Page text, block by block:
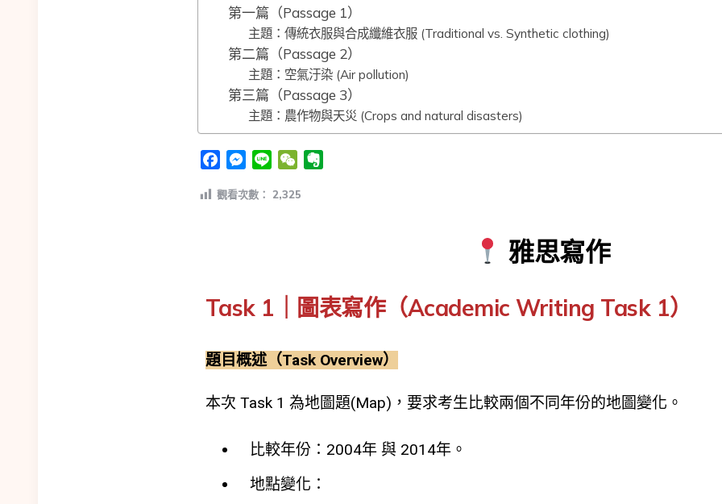
第一篇（Passage 1）
主題：傳統衣服與合成纖維衣服 (Traditional vs. Synthetic clothing)
第二篇（Passage 2）
主題：空氣汙染 (Air pollution)
第三篇（Passage 3）
主題：農作物與天災 (Crops and natural disasters)
FacebookMessenger
Line WeChat
觀看次數： 2,325
雅思寫作
Task 1｜圖表寫作（Academic Writing Task 1）
題目概述（Task Overview）
本次 Task 1 為地圖題(Map)，要求考生比較兩個不同年份的地圖變化。
比較年份：2004年 與 2014年。
地點變化：